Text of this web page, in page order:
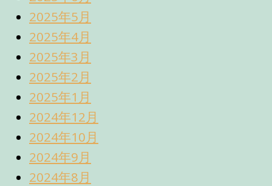
2025年5月
2025年4月
2025年3月
2025年2月
2025年1月
2024年12月
2024年10月
2024年9月
2024年8月